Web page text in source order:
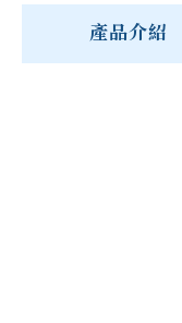
產品介紹